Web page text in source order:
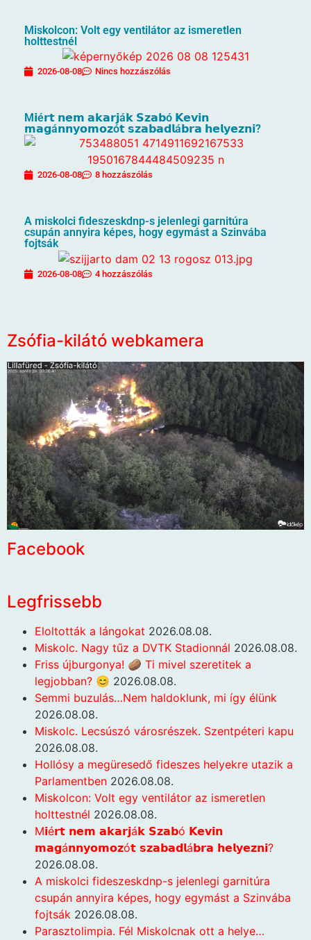
Miskolcon: Volt egy ventilátor az ismeretlen
holttestnél
2026-08-08 Nincs hozzászólás
M𝗶é𝗿𝘁 𝗻𝗲𝗺 𝗮𝗸𝗮𝗿𝗷á𝗸 𝗦𝘇𝗮𝗯ó 𝗞𝗲𝘃𝗶𝗻
𝗺𝗮𝗴á𝗻𝗻𝘆𝗼𝗺𝗼𝘇ó𝘁 𝘀𝘇𝗮𝗯𝗮𝗱𝗹á𝗯𝗿𝗮 𝗵𝗲𝗹𝘆𝗲𝘇𝗻𝗶?
2026-08-08 8 hozzászólás
A miskolci fideszeskdnp-s jelenlegi garnitúra
csupán annyira képes, hogy egymást a Szinvába
fojtsák
2026-08-08 4 hozzászólás
Zsófia-kilátó webkamera
Facebook
Legfrissebb
Eloltották a lángokat 2026.08.08.
Miskolc. Nagy tűz a DVTK Stadionnál 2026.08.08.
Friss újburgonya! 🥔 Ti mivel szeretitek a
legjobban? 😊 2026.08.08.
Semmi buzulás…Nem haldoklunk, mi így élünk
2026.08.08.
Miskolc. Lecsúszó városrészek. Szentpéteri kapu
2026.08.08.
Hollósy a megüresedő fideszes helyekre utazik a
Parlamentben 2026.08.08.
Miskolcon: Volt egy ventilátor az ismeretlen
holttestnél 2026.08.08.
M𝗶é𝗿𝘁 𝗻𝗲𝗺 𝗮𝗸𝗮𝗿𝗷á𝗸 𝗦𝘇𝗮𝗯ó 𝗞𝗲𝘃𝗶𝗻
𝗺𝗮𝗴á𝗻𝗻𝘆𝗼𝗺𝗼𝘇ó𝘁 𝘀𝘇𝗮𝗯𝗮𝗱𝗹á𝗯𝗿𝗮 𝗵𝗲𝗹𝘆𝗲𝘇𝗻𝗶?
2026.08.08.
A miskolci fideszeskdnp-s jelenlegi garnitúra
csupán annyira képes, hogy egymást a Szinvába
fojtsák 2026.08.08.
Parasztolimpia. Fél Miskolcnak ott a helye…